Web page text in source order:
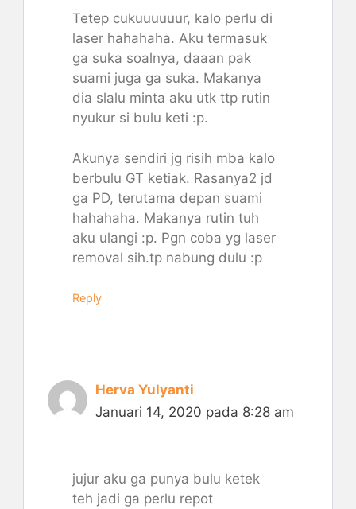
Tetep cukuuuuuur, kalo perlu di
laser hahahaha. Aku termasuk
ga suka soalnya, daaan pak
suami juga ga suka. Makanya
dia slalu minta aku utk ttp rutin
nyukur si bulu keti :p.
Akunya sendiri jg risih mba kalo
berbulu GT ketiak. Rasanya2 jd
ga PD, terutama depan suami
hahahaha. Makanya rutin tuh
aku ulangi :p. Pgn coba yg laser
removal sih.tp nabung dulu :p
Reply
Herva Yulyanti
Januari 14, 2020 pada 8:28 am
jujur aku ga punya bulu ketek
teh jadi ga perlu repot